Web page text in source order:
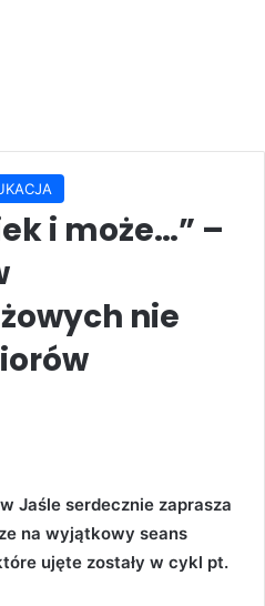
i może…” –
nie
Jaśle serdecznie zaprasza
na wyjątkowy seans
ujęte zostały w cykl pt.